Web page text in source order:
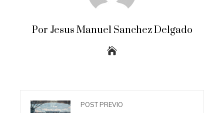
Por Jesus Manuel Sanchez Delgado
POST PREVIO